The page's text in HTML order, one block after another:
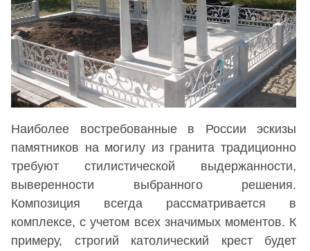
Наиболее востребованные в России эскизы
памятников на могилу из гранита традиционно
требуют стилистической выдержанности,
выверенности выбранного решения.
Композиция всегда рассматривается в
комплексе, с учетом всех значимых моментов. К
примеру, строгий католический крест будет